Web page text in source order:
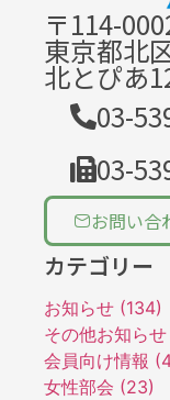
〒114-
東京都北
北とぴあ
03-
03-
お問い合
カテゴリー
お知らせ (134)
その他お知ら
会員向け情報
女性部会 (23)